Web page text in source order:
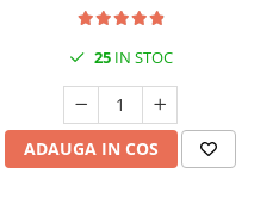
25IN STOC
ADAUGA IN COS